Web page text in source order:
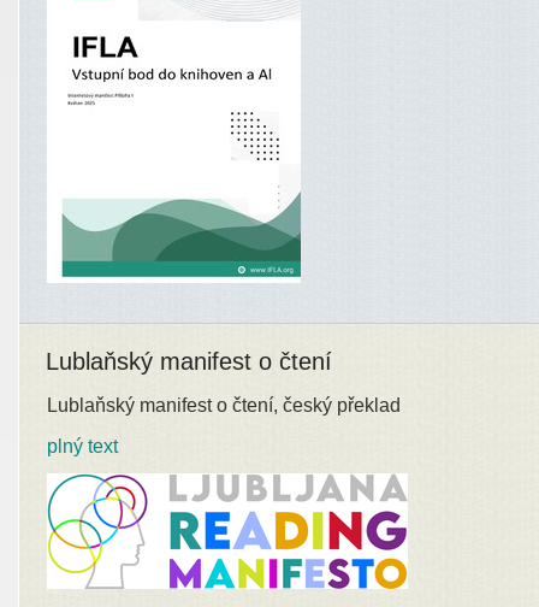
Lublaňský manifest o čtení
Lublaňský manifest o čtení, český překlad
plný text